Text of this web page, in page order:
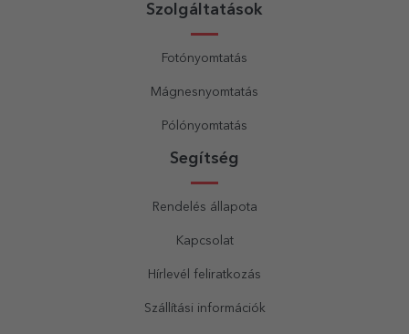
Szolgáltatások
Fotónyomtatás
Mágnesnyomtatás
Pólónyomtatás
Segítség
Rendelés állapota
Kapcsolat
Hírlevél feliratkozás
Szállítási információk